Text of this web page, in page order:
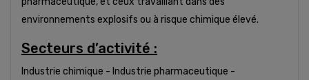
environnements explosifs ou à risque chimique élevé.
Secteurs d’activité :
Industrie chimique - Industrie pharmaceutique -